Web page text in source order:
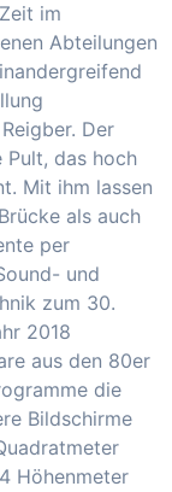
im
Abteilungen
Der
Pult, das hoch
Mit ihm lassen
als auch
per
und
zum 30.
2018
aus den 80er
die
Bildschirme
Höhenmeter